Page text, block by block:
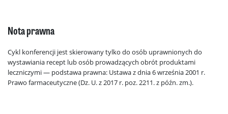
Nota prawna
Cykl konferencji jest skierowany tylko do osób uprawnionych do
wystawiania recept lub osób prowadzących obrót produktami
leczniczymi — podstawa prawna: Ustawa z dnia 6 września 2001 r.
Prawo farmaceutyczne (Dz. U. z 2017 r. poz. 2211. z późn. zm.).